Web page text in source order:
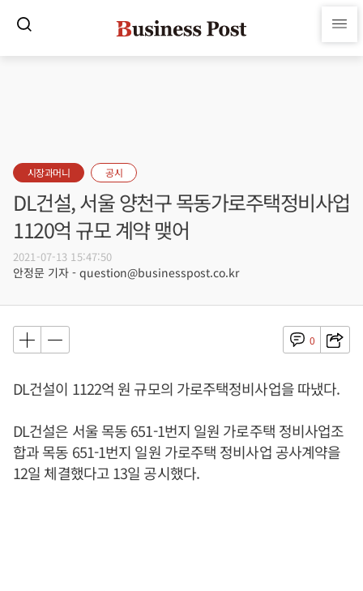
시장과머니 공시
DL건설, 서울 양천구 목동가로주택정비사업
1120억 규모 계약 맺어
2021-07-13 15:47:50
안정문 기자 - question@businesspost.co.kr
0
DL건설이 1122억 원 규모의 가로주택정비사업을 따냈다.
DL건설은 서울 목동 651-1번지 일원 가로주택 정비사업조
합과 목동 651-1번지 일원 가로주택 정비사업 공사계약을
12일 체결했다고 13일 공시했다.